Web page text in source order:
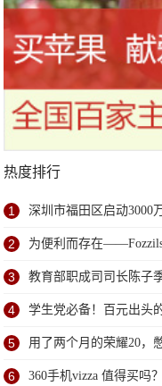
热度排行
1 深圳市福田区启动3000
2 为便利而存在
3 教育部职成司司长陈子
研
4 学生党必备！百元出头
5 用了两个月的荣耀20，
6 360手机vizza 值得买吗